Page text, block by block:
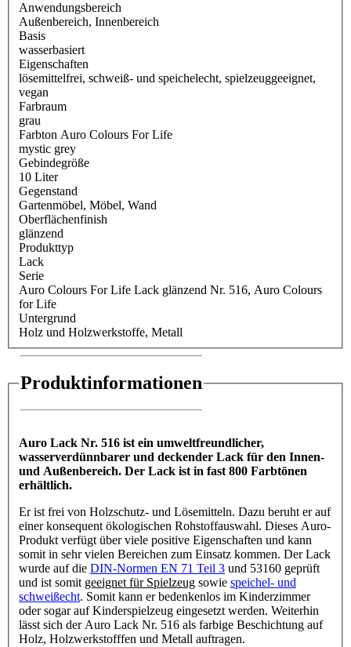
Anwendungsbereich
Außenbereich, Innenbereich
Basis
wasserbasiert
Eigenschaften
lösemittelfrei, schweiß- und speichelecht, spielzeuggeeignet,
vegan
Farbraum
grau
Farbton Auro Colours For Life
mystic grey
Gebindegröße
10 Liter
Gegenstand
Gartenmöbel, Möbel, Wand
Oberflächenfinish
glänzend
Produkttyp
Lack
Serie
Auro Colours For Life Lack glänzend Nr. 516, Auro Colours
for Life
Untergrund
Holz und Holzwerkstoffe, Metall
Produktinformationen
Auro Lack Nr. 516 ist ein umweltfreundlicher,
wasserverdünnbarer und deckender Lack für den Innen-
und Außenbereich. Der Lack ist in fast 800 Farbtönen
erhältlich.
Er ist frei von Holzschutz- und Lösemitteln. Dazu beruht er auf
einer konsequent ökologischen Rohstoffauswahl. Dieses Auro-
Produkt verfügt über viele positive Eigenschaften und kann
somit in sehr vielen Bereichen zum Einsatz kommen. Der Lack
wurde auf die DIN-Normen EN 71 Teil 3 und 53160 geprüft
und ist somit geeignet für Spielzeug sowie speichel- und
schweißecht. Somit kann er bedenkenlos im Kinderzimmer
oder sogar auf Kinderspielzeug eingesetzt werden. Weiterhin
lässt sich der Auro Lack Nr. 516 als farbige Beschichtung auf
Holz, Holzwerkstofffen und Metall auftragen.